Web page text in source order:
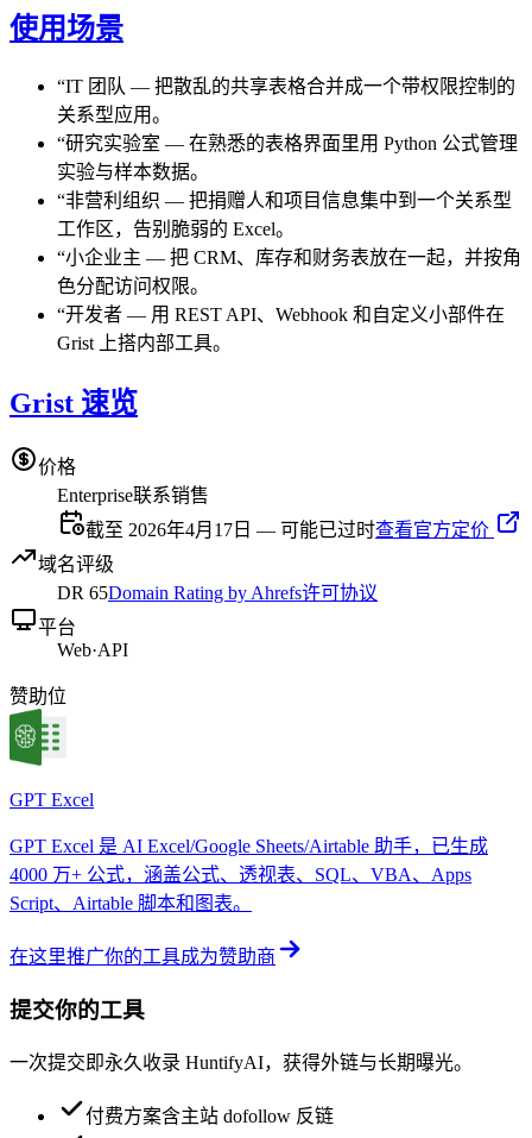
使用场景
“IT 团队 — 把散乱的共享表格合并成一个带权限控制的
关系型应用。
“研究实验室 — 在熟悉的表格界面里用 Python 公式管理
实验与样本数据。
“非营利组织 — 把捐赠人和项目信息集中到一个关系型
工作区，告别脆弱的 Excel。
“小企业主 — 把 CRM、库存和财务表放在一起，并按角
色分配访问权限。
“开发者 — 用 REST API、Webhook 和自定义小部件在
Grist 上搭内部工具。
Grist 速览
价格
Enterprise联系销售
截至 2026年4月17日 — 可能已过时查看官方定价
域名评级
DR 65Domain Rating by Ahrefs许可协议
平台
Web·API
赞助位
GPT Excel
GPT Excel 是 AI Excel/Google Sheets/Airtable 助手，已生成
4000 万+ 公式，涵盖公式、透视表、SQL、VBA、Apps
Script、Airtable 脚本和图表。
在这里推广你的工具成为赞助商
提交你的工具
一次提交即永久收录 HuntifyAI，获得外链与长期曝光。
付费方案含主站 dofollow 反链